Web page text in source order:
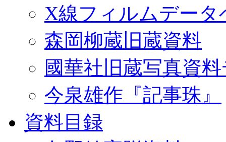
X線フィルムデータ
森岡柳蔵旧蔵資料
國華社旧蔵写真資
今泉雄作『記事珠』
資料目録